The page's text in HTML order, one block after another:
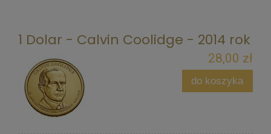
1 Dolar - Calvin Coolidge - 2014 rok
28,00 zł
do koszyka